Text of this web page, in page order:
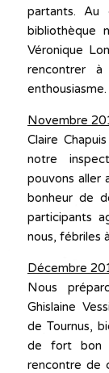
partants.
bibliothèque
Véronique
rencontrer à
Novembre
Claire
notre
pouvons aller
bonheur de
participants
nous, fébriles
Décembre
Nous
Ghislaine
de Tournus,
de fort bon
rencontre de